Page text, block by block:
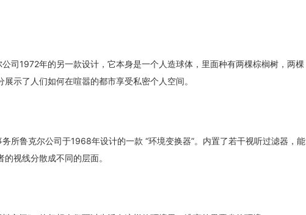
公司1972年的另一款设计，它本身是一个人造球体，里面种有两棵棕榈树，两棵
示了人们如何在喧嚣的都市享受私密个人空间。
务所鲁克尔公司于1968年设计的一款 “环境变换器”。内置了若干视听过滤器，能
视线分散成不同的层面。